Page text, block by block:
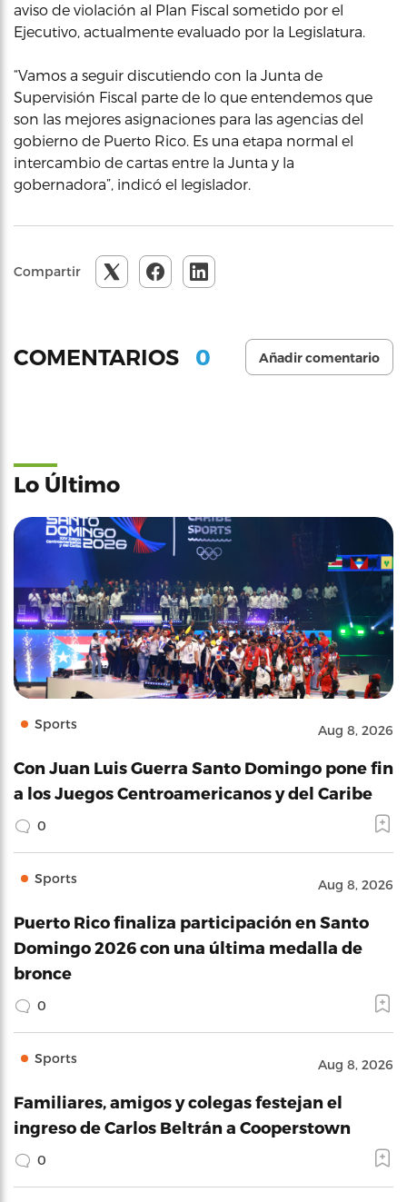
aviso de violación al Plan Fiscal sometido por el
Ejecutivo, actualmente evaluado por la Legislatura.
“Vamos a seguir discutiendo con la Junta de
Supervisión Fiscal parte de lo que entendemos que
son las mejores asignaciones para las agencias del
gobierno de Puerto Rico. Es una etapa normal el
intercambio de cartas entre la Junta y la
gobernadora”, indicó el legislador.
Compartir
COMENTARIOS 0 Añadir comentario
Lo Último
Sports Aug 8, 2026
Con Juan Luis Guerra Santo Domingo pone fin
a los Juegos Centroamericanos y del Caribe
0
Sports Aug 8, 2026
Puerto Rico finaliza participación en Santo
Domingo 2026 con una última medalla de
bronce
0
Sports Aug 8, 2026
Familiares, amigos y colegas festejan el
ingreso de Carlos Beltrán a Cooperstown
0